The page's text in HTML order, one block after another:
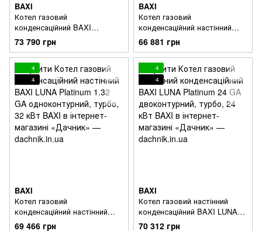
BAXI
Котел газовий
конденсаційний BAXI
NUVOLA DUO-TEC 24 GA
вбудований бойлер 45л із
нержавіючої сталі
73 790 грн
BAXI
Котел газовий
конденсаційний настінний
BAXI LUNA Platinum 1.24 GA
одноконтурний, турбо, 24
кВт
66 881 грн
4
4
BAXI
Котел газовий
конденсаційний настінний
BAXI LUNA Platinum 1.32 GA
69 466 грн
4
4
BAXI
Котел газовий настінний
конденсаційний BAXI LUNA
Platinum 24 GA
70 312 грн